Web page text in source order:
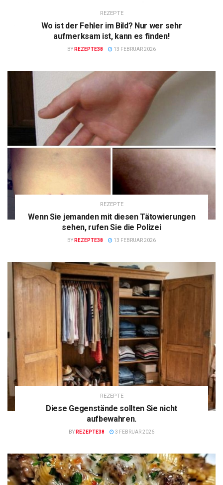
REZEPTE
Wo ist der Fehler im Bild? Nur wer sehr
aufmerksam ist, kann es finden!
BY REZEPTE38 13 FEBRUAR 2026
REZEPTE
Wenn Sie jemanden mit diesen Tätowierungen
sehen, rufen Sie die Polizei
BY REZEPTE38 13 FEBRUAR 2026
REZEPTE
Diese Gegenstände sollten Sie nicht
aufbewahren.
BY REZEPTE38 3 FEBRUAR 2026